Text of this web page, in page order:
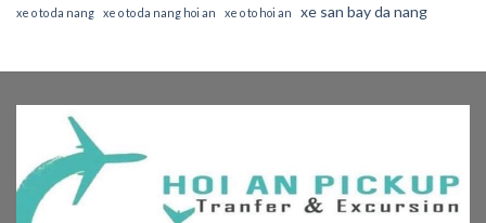
xe o to da nang
xe o to da nang hoi an xe o to hoi an xe san bay da nang